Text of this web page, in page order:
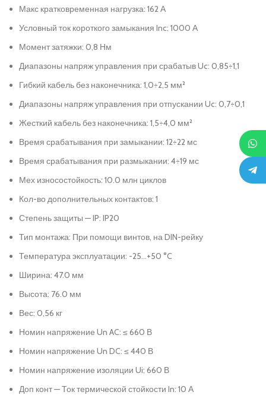
Макс кратковременная нагрузка: 162 А
Условный ток короткого замыкания Inc: 1000 А
Момент затяжки: 0,8 Нм
Диапазоны напряж управления при срабатыв Uc: 0,85÷1,1
Гибкий кабель без наконечника: 1,0÷2,5 мм²
Диапазоны напряж управления при отпускании Uc: 0,7÷0,1
Жесткий кабель без наконечника: 1,5÷4,0 мм²
Время срабатывания при замыкании: 12÷22 мс
Время срабатывания при размыкании: 4÷19 мс
Мех износостойкость: 10.0 млн циклов
Кол-во дополнительных контактов: 1
Степень защиты — IP: IP20
Тип монтажа: При помощи винтов, на DIN-рейку
Температура эксплуатации: -25…+50 °C
Ширина: 47.0 мм
Высота: 76.0 мм
Вес: 0,56 кг
Номин напряжение Un AC: ≤ 660 В
Номин напряжение Un DC: ≤ 440 В
Номин напряжение изоляции Ui: 660 В
Доп конт — Ток термической стойкости In: 10 А